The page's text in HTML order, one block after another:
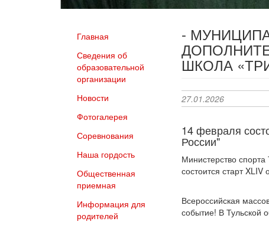
Главная
Сведения об
образовательной
организации
Новости
Фотогалерея
Соревнования
Наша гордость
Общественная
приемная
Информация для
родителей
-
ШКОЛА
27.01.2026
14 февраля
России"
Министерство
состоится старт
Всероссийская
событие! В Тульской